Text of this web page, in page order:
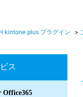
kintone plus プラグイン >
ス
Office365